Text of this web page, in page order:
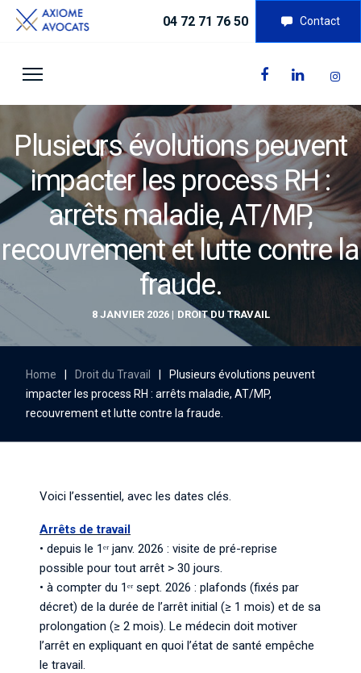
04 72 71 76 50 Contact
Plusieurs évolutions peuvent
impacter les process RH :
arrêts maladie, AT/MP,
recouvrement et lutte contre la
fraude.
8 JANVIER 2026 DROIT DU TRAVAIL
Home Droit du Travail
Plusieurs évolutions peuvent
impacter les process RH : arrêts maladie, AT/MP,
recouvrement et lutte contre la fraude.
Voici l’essentiel, avec les dates clés.
Arrêts de travail
• depuis le 1ᵉʳ janv. 2026 : visite de pré-reprise
possible pour tout arrêt > 30 jours.
• à compter du 1ᵉʳ sept. 2026 : plafonds (fixés par
décret) de la durée de l’arrêt initial (≥ 1 mois) et de sa
prolongation (≥ 2 mois). Le médecin doit motiver
l’arrêt en expliquant en quoi l’état de santé empêche
le travail.